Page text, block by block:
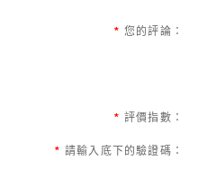
* 您的評論：
* 評價指數：
* 請輸入底下的驗證碼：